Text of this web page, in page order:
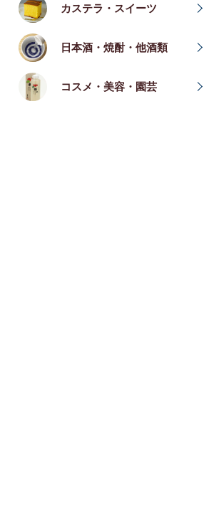
カステラ・スイーツ
日本酒・焼酎・他酒類
コスメ・美容・園芸